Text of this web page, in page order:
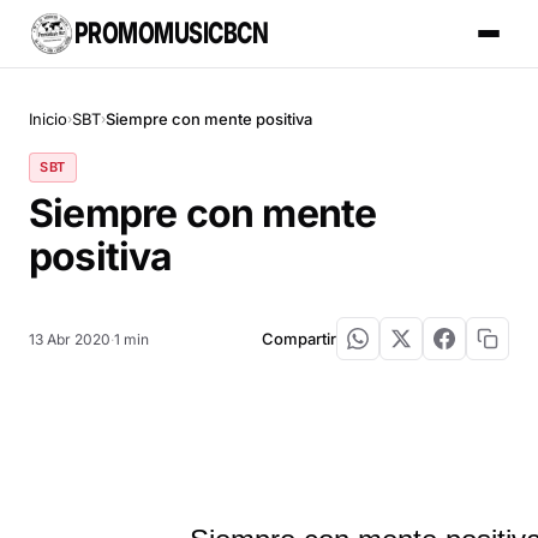
PROMOMUSICBCN
Inicio›SBT›Siempre con mente positiva
SBT
Siempre con mente
positiva
13 Abr 2020·1 min Compartir